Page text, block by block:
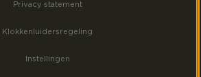
Privacy statement
Klokkenluidersregeling
Instellingen